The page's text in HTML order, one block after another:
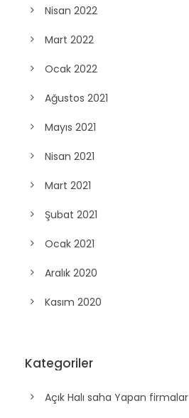
Nisan 2022
Mart 2022
Ocak 2022
Ağustos 2021
Mayıs 2021
Nisan 2021
Mart 2021
Şubat 2021
Ocak 2021
Aralık 2020
Kasım 2020
Kategoriler
Açık Halı saha Yapan firmalar